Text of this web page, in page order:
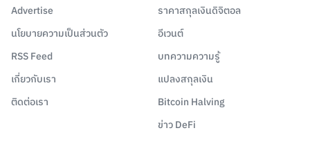
Advertise
นโยบายความเป็นส่วนตัว
RSS Feed
เกี่ยวกับเรา
ติดต่อเรา
ราคาสกุลเงินดิจิตอล
อีเวนต์
บทความความรู้
แปลงสกุลเงิน
Bitcoin Halving
ข่าว DeFi